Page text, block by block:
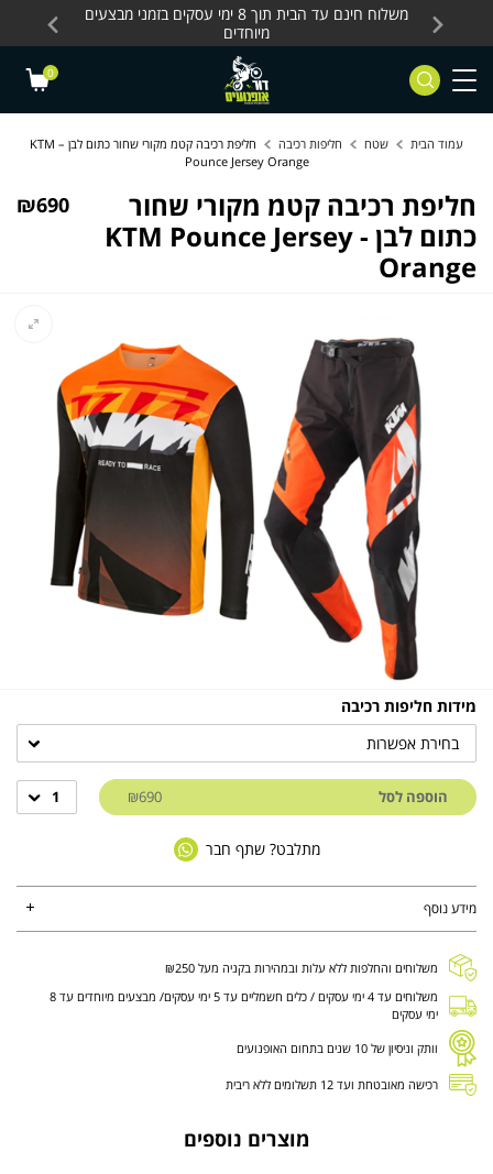
Skip to Content
Contact Us
כלים חשמליים
משלוח חינם עד הבית תוך 8 ימי עסקים בזמני מבצעים
מיוחדים
0
עמוד הבית שטח חליפות רכיבה
חליפת רכיבה קטמ מקורי שחור כתום לבן – KTM
Pounce Jersey Orange
חליפת רכיבה קטמ מקורי שחור
כתום לבן - KTM Pounce Jersey
Orange
₪690
מידות חליפות רכיבה
בחירת אפשרות
הוספה לסל ₪690
1
מתלבט? שתף חבר
מידע נוסף
משלוחים והחלפות ללא עלות ובמהירות בקניה מעל ₪250
משלוחים עד 4 ימי עסקים / כלים חשמליים עד 5 ימי עסקים/ מבצעים מיוחדים עד 8
ימי עסקים
וותק וניסיון של 10 שנים בתחום האופנועים
רכישה מאובטחת ועד 12 תשלומים ללא ריבית
מוצרים נוספים